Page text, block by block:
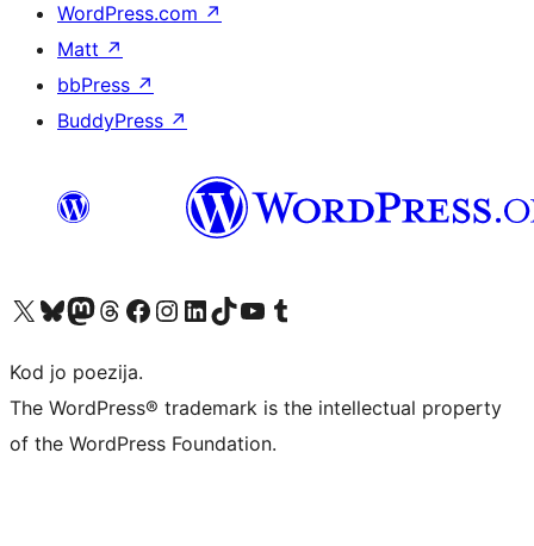
WordPress.com ↗
Matt ↗
bbPress ↗
BuddyPress ↗
Visit our X (formerly Twitter) account
Visit our Bluesky account
Visit our Mastodon account
Visit our Threads account
Visit our Facebook page
Visit our Instagram account
Visit our LinkedIn account
Visit our TikTok account
Visit our YouTube channel
Visit our Tumblr account
Kod jo poezija.
The WordPress® trademark is the intellectual property
of the WordPress Foundation.